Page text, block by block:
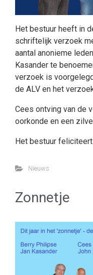
Het bestuur heeft in
schriftelijk verzoek
aantal anonieme
Kasander te
verzoek is
de ALV en het
Cees ontving van de
oorkonde en een
Het bestuur
Nieuws
Zonnetje